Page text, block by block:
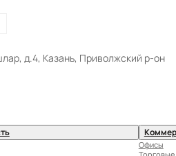
д.4, Казань, Приволжский р-он
Офисы